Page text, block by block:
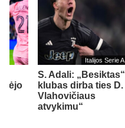
Italijos Serie A
S. Adali: „Besiktas“
klubas dirba ties D.
Vlahovičiaus
atvykimu“